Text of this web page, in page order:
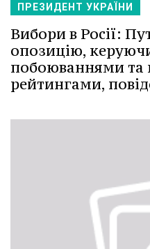
ПРЕЗИДЕНТ УКРАЇНИ
Вибори в Росії:
опозицію,
побоюваннями та
рейтингами,